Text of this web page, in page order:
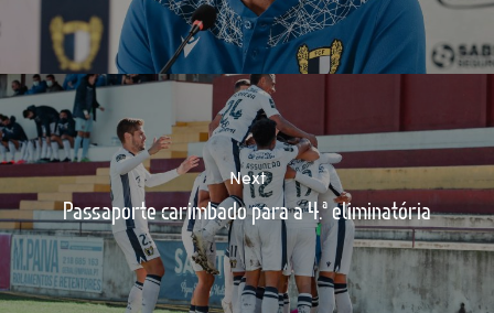
Next
Passaporte carimbado para a 4.ª eliminatória